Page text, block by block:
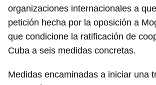
Guardar como favorito
Para poder guardar como favorito,
organizaciones internacionales a
petición hecha por la oposición a
que condicione la ratificación de
Cuba a seis medidas concretas.
Medidas encaminadas a iniciar una